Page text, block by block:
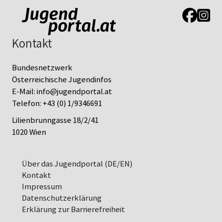
Link zur
Link
Kontakt
Bundesnetzwerk
Österreichische Jugendinfos
E-Mail:info@jugendportal.at
Telefon:+43 (0) 1/9346691
Lilienbrunngasse 18/2/41
1020 Wien
Über das Jugendportal (DE/EN)
Kontakt
Impressum
Datenschutz­erklärung
Erklärung zur Barrierefreiheit